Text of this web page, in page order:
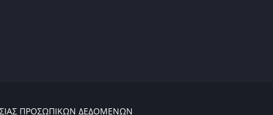
ΠΡΟΣΩΠΙΚΏΝ ΔΕΔΟΜΈΝΩΝ